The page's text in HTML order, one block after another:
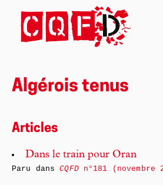
Algérois tenus
Articles
Dans le train pour Oran
Paru dansCQFDn°181 (novembre